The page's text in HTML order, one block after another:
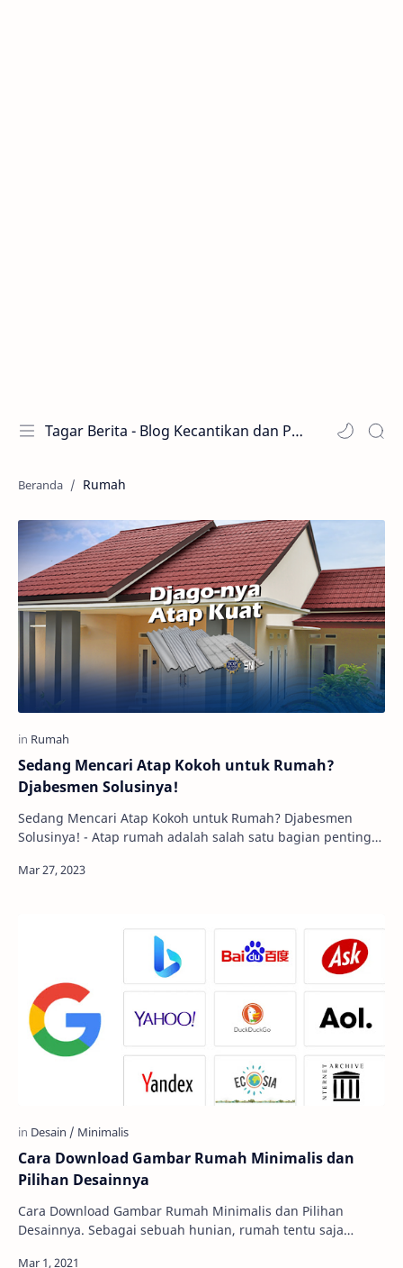
Tagar Berita - Blog Kecantikan dan Perawatan
Rumah
Sedang Mencari Atap Kokoh untuk Rumah?
Djabesmen Solusinya!
Sedang Mencari Atap Kokoh untuk Rumah? Djabesmen
Solusinya! - Atap rumah adalah salah satu bagian penting
Cara Download Gambar Rumah Minimalis dan
Pilihan Desainnya
Cara Download Gambar Rumah Minimalis dan Pilihan
Desainnya. Sebagai sebuah hunian, rumah tentu saja